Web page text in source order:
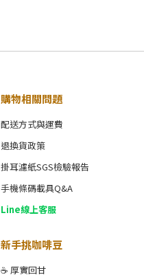
購物相關問題
配送方式與運費
退換貨政策
掛耳濾紙SGS檢驗報告
手機條碼載具Q&A
Line線上客服
新手挑咖啡豆
☕ 厚實回甘